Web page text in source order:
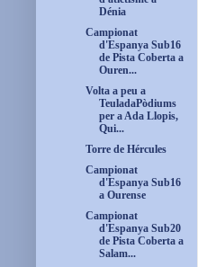
Dénia
Campionat
d'Espanya Sub16
de Pista Coberta a
Ouren...
Volta a peu a
TeuladaPòdiums
per a Ada Llopis,
Qui...
Torre de Hércules
Campionat
d'Espanya Sub16
a Ourense
Campionat
d'Espanya Sub20
de Pista Coberta a
Salam...